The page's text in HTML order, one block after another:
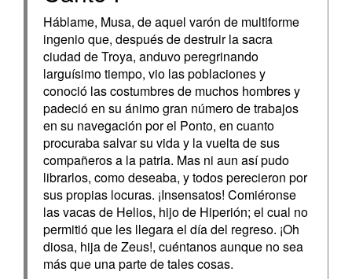
Háblame, Musa, de aquel varón de multiforme
ingenio que, después de destruir la sacra
ciudad de Troya, anduvo peregrinando
larguísimo tiempo, vio las poblaciones y
conoció las costumbres de muchos hombres y
padeció en su ánimo gran número de trabajos
en su navegación por el Ponto, en cuanto
procuraba salvar su vida y la vuelta de sus
compañeros a la patria. Mas ni aun así pudo
librarlos, como deseaba, y todos perecieron por
sus propias locuras. ¡Insensatos! Comiéronse
las vacas de Helios, hijo de Hiperión; el cual no
permitió que les llegara el día del regreso. ¡Oh
diosa, hija de Zeus!, cuéntanos aunque no sea
más que una parte de tales cosas.